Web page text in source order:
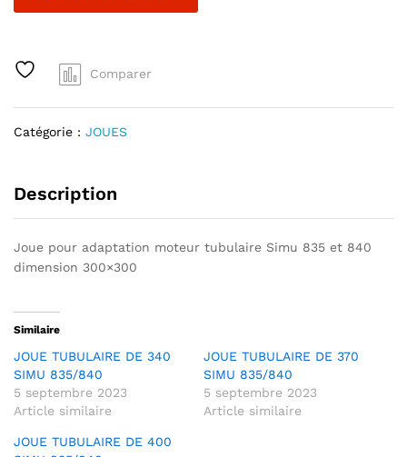
835/840
Comparer
Catégorie : JOUES
Description
Joue pour adaptation moteur tubulaire Simu 835 et 840
dimension 300×300
Similaire
JOUE TUBULAIRE DE 340
SIMU 835/840
5 septembre 2023
Article similaire
JOUE TUBULAIRE DE 370
SIMU 835/840
5 septembre 2023
Article similaire
JOUE TUBULAIRE DE 400